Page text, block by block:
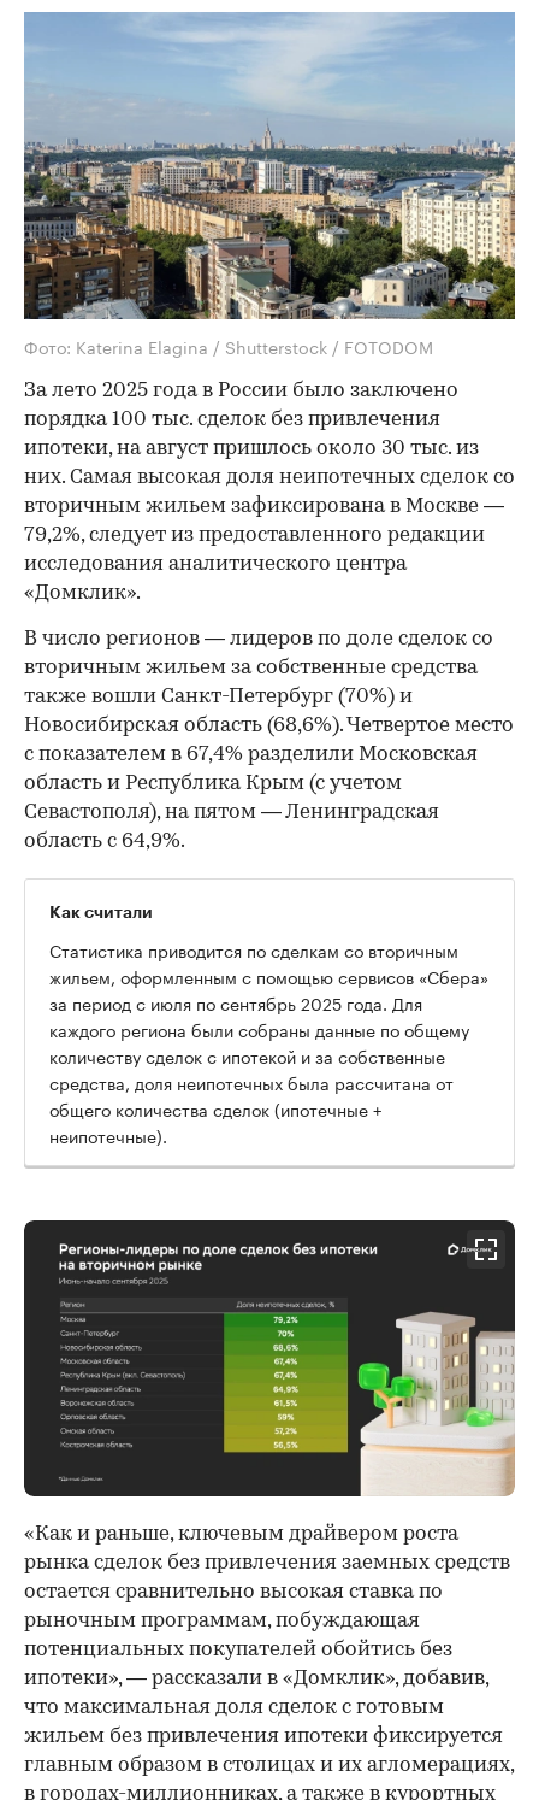
Фото: Katerina Elagina / Shutterstock / FOTODOM
За лето 2025 года в России было заключено
порядка 100 тыс. сделок без привлечения
ипотеки, на август пришлось около 30 тыс. из
них. Самая высокая доля неипотечных сделок со
вторичным жильем зафиксирована в Москве —
79,2%, следует из предоставленного редакции
исследования аналитического центра
«Домклик».
В число регионов — лидеров по доле сделок со
вторичным жильем за собственные средства
также вошли Санкт-Петербург (70%) и
Новосибирская область (68,6%). Четвертое место
с показателем в 67,4% разделили Московская
область и Республика Крым (с учетом
Севастополя), на пятом — Ленинградская
область с 64,9%.
Как считали
Статистика приводится по сделкам со вторичным
жильем, оформленным с помощью сервисов «Сбера»
за период с июля по сентябрь 2025 года. Для
каждого региона были собраны данные по общему
количеству сделок с ипотекой и за собственные
средства, доля неипотечных была рассчитана от
общего количества сделок (ипотечные +
неипотечные).
«Как и раньше, ключевым драйвером роста
рынка сделок без привлечения заемных средств
остается сравнительно высокая ставка по
рыночным программам, побуждающая
потенциальных покупателей обойтись без
ипотеки», — рассказали в «Домклик», добавив,
что максимальная доля сделок с готовым
жильем без привлечения ипотеки фиксируется
главным образом в столицах и их агломерациях,
в городах-миллионниках, а также в курортных